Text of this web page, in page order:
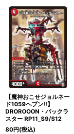
【魔神おこせジョルネー
ド1059ヘブン!!】
DROROOON・バックラ
スター RP11_S9/S12
80円(税込)